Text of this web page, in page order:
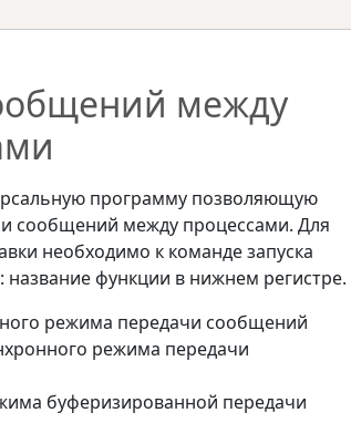
между
программу позволяющую
сообщений между процессами. Для
необходимо к команде запуска
функции в нижнем регистре.
режима передачи сообщений
режима передачи
буферизированной передачи